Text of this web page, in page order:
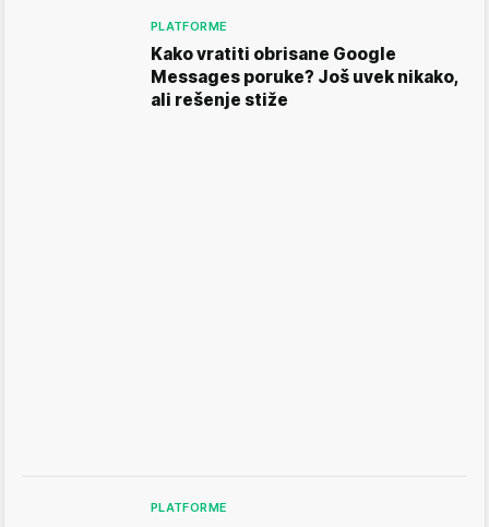
PLATFORME
Kako vratiti obrisane Google
Messages poruke? Još uvek nikako,
ali rešenje stiže
PLATFORME